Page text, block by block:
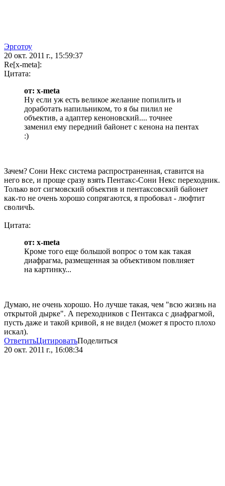
Эрготоу
20 окт. 2011 г., 15:59:37
Re[x-meta]:
Цитата:
от: x-meta
Ну если уж есть великое желание попилить и
доработать напильником, то я бы пилил не
объектив, а адаптер кеноновский.... точнее
заменил ему передний байонет с кенона на пентах
:)
Зачем? Сони Некс система распространенная, ставится на
него все, и проще сразу взять Пентакс-Сони Некс переходник.
Только вот сигмовский объектив и пентаксовский байонет
как-то не очень хорошо сопрягаются, я пробовал - люфтит
своличЬ.
Цитата:
от: x-meta
Кроме того еще большой вопрос о том как такая
диафрагма, размещенная за объективом повлияет
на картинку...
Думаю, не очень хорошо. Но лучше такая, чем "всю жизнь на
открытой дырке". А переходников с Пентакса с диафрагмой,
пусть даже и такой кривой, я не видел (может я просто плохо
искал).
ОтветитьЦитироватьПоделиться
20 окт. 2011 г., 16:08:34